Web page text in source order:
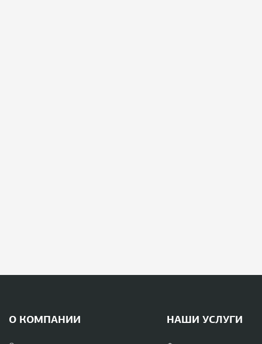
О КОМПАНИИ НАШИ УСЛУГИ